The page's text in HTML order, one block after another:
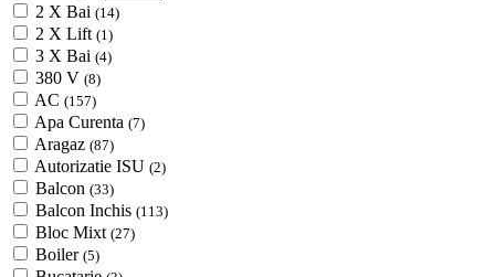
2 X Bai (14)
2 X Lift (1)
3 X Bai (4)
380 V (8)
AC (157)
Apa Curenta (7)
Aragaz (87)
Autorizatie ISU (2)
Balcon (33)
Balcon Inchis (113)
Bloc Mixt (27)
Boiler (5)